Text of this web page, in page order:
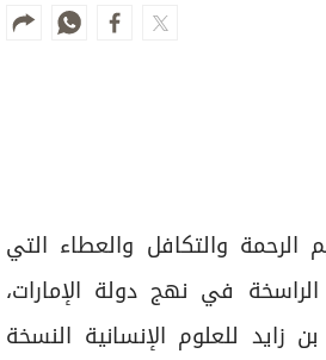
والتكافل والعطاء التي
في نهج دولة الإمارات،
للعلوم الإنسانية النسخة